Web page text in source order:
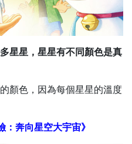
星星，星星有不同顏色是真
顏色，因為每個星星的溫度
奔向星空大宇宙》